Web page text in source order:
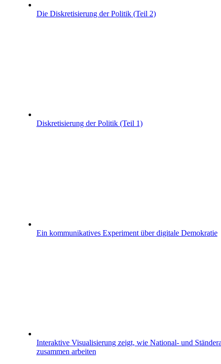
Die Diskretisierung der Politik (Teil 2)
Diskretisierung der Politik (Teil 1)
Ein kommunikatives Experiment über digitale Demokratie
Interaktive Visualisierung zeigt, wie National- und
zusammen arbeiten